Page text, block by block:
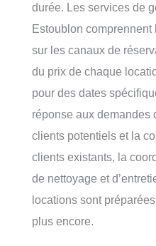
durée. Les services de
Estoublon
sur les canaux de
du prix de chaque
pour des dates
réponse aux demandes
clients potentiels et la
clients existants, la
de nettoyage et
locations sont
plus encore.